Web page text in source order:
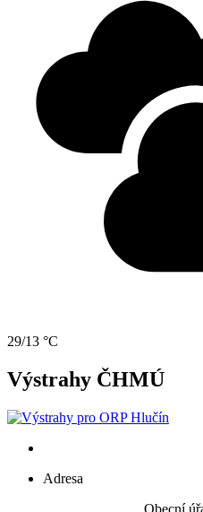
29/13 °C
Výstrahy ČHMÚ
Adresa
Obecní